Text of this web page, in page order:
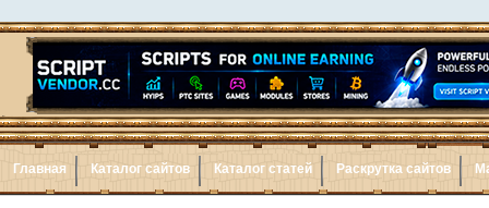
Главная Каталог сайтов Каталог статей Раскрутка сайтов